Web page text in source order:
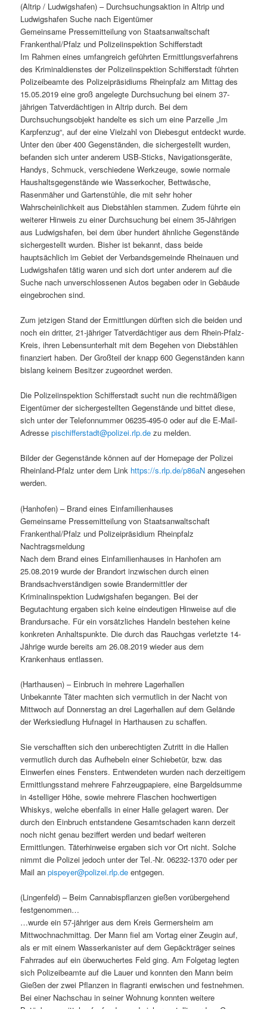
(Altrip / Ludwigshafen) – Durchsuchungsaktion in Altrip und
Ludwigshafen Suche nach Eigentümer
Gemeinsame Pressemitteilung von Staatsanwaltschaft
Frankenthal/Pfalz und Polizeiinspektion Schifferstadt
Im Rahmen eines umfangreich geführten Ermittlungsverfahrens
des Kriminaldienstes der Polizeiinspektion Schifferstadt führten
Polizeibeamte des Polizeipräsidiums Rheinpfalz am Mittag des
15.05.2019 eine groß angelegte Durchsuchung bei einem 37-
jährigen Tatverdächtigen in Altrip durch. Bei dem
Durchsuchungsobjekt handelte es sich um eine Parzelle „Im
Karpfenzug“, auf der eine Vielzahl von Diebesgut entdeckt wurde.
Unter den über 400 Gegenständen, die sichergestellt wurden,
befanden sich unter anderem USB-Sticks, Navigationsgeräte,
Handys, Schmuck, verschiedene Werkzeuge, sowie normale
Haushaltsgegenstände wie Wasserkocher, Bettwäsche,
Rasenmäher und Gartenstühle, die mit sehr hoher
Wahrscheinlichkeit aus Diebstählen stammen. Zudem führte ein
weiterer Hinweis zu einer Durchsuchung bei einem 35-Jährigen
aus Ludwigshafen, bei dem über hundert ähnliche Gegenstände
sichergestellt wurden. Bisher ist bekannt, dass beide
hauptsächlich im Gebiet der Verbandsgemeinde Rheinauen und
Ludwigshafen tätig waren und sich dort unter anderem auf die
Suche nach unverschlossenen Autos begaben oder in Gebäude
eingebrochen sind.
Zum jetzigen Stand der Ermittlungen dürften sich die beiden und
noch ein dritter, 21-jähriger Tatverdächtiger aus dem Rhein-Pfalz-
Kreis, ihren Lebensunterhalt mit dem Begehen von Diebstählen
finanziert haben. Der Großteil der knapp 600 Gegenständen kann
bislang keinem Besitzer zugeordnet werden.
Die Polizeiinspektion Schifferstadt sucht nun die rechtmäßigen
Eigentümer der sichergestellten Gegenstände und bittet diese,
sich unter der Telefonnummer 06235-495-0 oder auf die E-Mail-
Adressepischifferstadt@polizei.rlp.de zu melden.
Bilder der Gegenstände können auf der Homepage der Polizei
Rheinland-Pfalz unter dem Link https://s.rlp.de/p86aN angesehen
werden.
(Hanhofen) – Brand eines Einfamilienhauses
Gemeinsame Pressemitteilung von Staatsanwaltschaft
Frankenthal/Pfalz und Polizeipräsidium Rheinpfalz
Nachtragsmeldung
Nach dem Brand eines Einfamilienhauses in Hanhofen am
25.08.2019 wurde der Brandort inzwischen durch einen
Brandsachverständigen sowie Brandermittler der
Kriminalinspektion Ludwigshafen begangen. Bei der
Begutachtung ergaben sich keine eindeutigen Hinweise auf die
Brandursache. Für ein vorsätzliches Handeln bestehen keine
konkreten Anhaltspunkte. Die durch das Rauchgas verletzte 14-
Jährige wurde bereits am 26.08.2019 wieder aus dem
Krankenhaus entlassen.
(Harthausen) – Einbruch in mehrere Lagerhallen
Unbekannte Täter machten sich vermutlich in der Nacht von
Mittwoch auf Donnerstag an drei Lagerhallen auf dem Gelände
der Werksiedlung Hufnagel in Harthausen zu schaffen.
Sie verschafften sich den unberechtigten Zutritt in die Hallen
vermutlich durch das Aufhebeln einer Schiebetür, bzw. das
Einwerfen eines Fensters. Entwendeten wurden nach derzeitigem
Ermittlungsstand mehrere Fahrzeugpapiere, eine Bargeldsumme
in 4stelliger Höhe, sowie mehrere Flaschen hochwertigen
Whiskys, welche ebenfalls in einer Halle gelagert waren. Der
durch den Einbruch entstandene Gesamtschaden kann derzeit
noch nicht genau beziffert werden und bedarf weiteren
Ermittlungen. Täterhinweise ergaben sich vor Ort nicht. Solche
nimmt die Polizei jedoch unter der Tel.-Nr. 06232-1370 oder per
Mail anpispeyer@polizei.rlp.de entgegen.
(Lingenfeld) – Beim Cannabispflanzen gießen vorübergehend
festgenommen…
…wurde ein 57-jähriger aus dem Kreis Germersheim am
Mittwochnachmittag. Der Mann fiel am Vortag einer Zeugin auf,
als er mit einem Wasserkanister auf dem Gepäckträger seines
Fahrrades auf ein überwuchertes Feld ging. Am Folgetag legten
sich Polizeibeamte auf die Lauer und konnten den Mann beim
Gießen der zwei Pflanzen in flagranti erwischen und festnehmen.
Bei einer Nachschau in seiner Wohnung konnten weitere